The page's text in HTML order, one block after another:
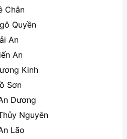
Chân
Quyền
An
An
Kinh
Sơn
Dương
Nguyên
Lão